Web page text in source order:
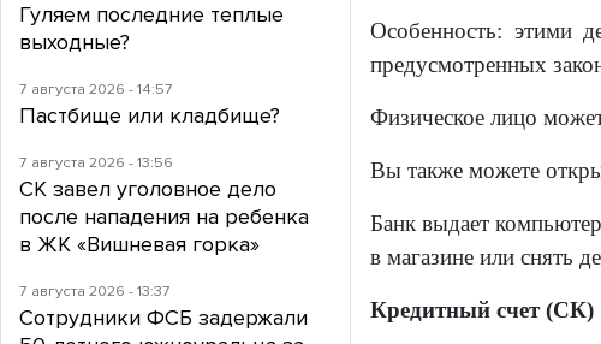
Особенность: этими
предусмотренных
Физическое лицо
Вы также можете
Банк выдает
в магазине или снять
Кредитный счет (СК)
Гуляем последние теплые
выходные?
7 августа 2026 - 14:57
Пастбище или кладбище?
7 августа 2026 - 13:56
СК завел уголовное дело
после нападения на ребенка
в ЖК «Вишневая горка»
7 августа 2026 - 13:37
Сотрудники ФСБ задержали